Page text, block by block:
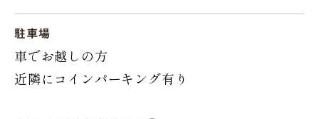
駐車場
車でお越しの方
近隣にコインパーキング有り